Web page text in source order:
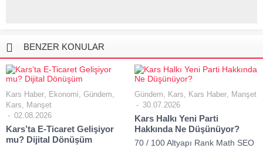
BENZER KONULAR
Kars Haber, Ekonomi, Gündem,
Kars, Manşet
02.08.2026
Kars’ta E-Ticaret Gelişiyor
mu? Dijital Dönüşüm
Gündem, Kars, Kars Haber, Manşet
30.07.2026
Kars Halkı Yeni Parti
Hakkında Ne Düşünüyor?
70 / 100 Altyapı Rank Math SEO